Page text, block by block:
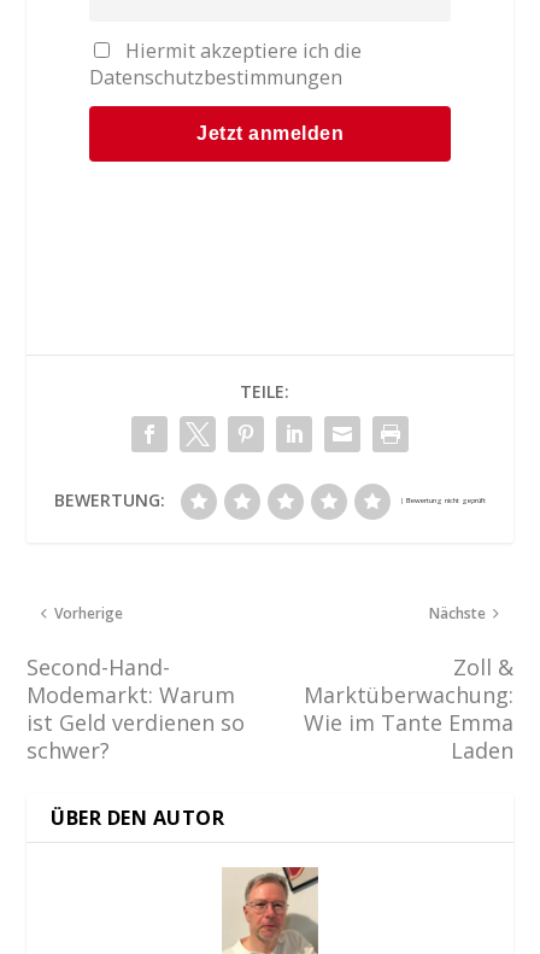
Hiermit akzeptiere ich die
Datenschutzbestimmungen
TEILE:
BEWERTUNG:
Vorherige
Second-Hand-
Modemarkt: Warum
ist Geld verdienen so
schwer?
Nächste
Zoll &
Marktüberwachung:
Wie im Tante Emma
Laden
ÜBER DEN AUTOR